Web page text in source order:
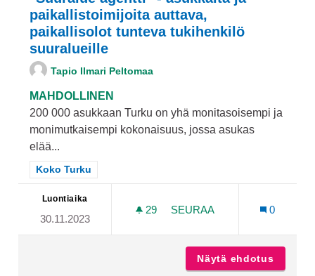
paikallistoimijoita auttava,
paikallisolot tunteva tukihenkilö
suuralueille
Tapio Ilmari Peltomaa
MAHDOLLINEN
200 000 asukkaan Turku on yhä monitasoisempi ja
monimutkaisempi kokonaisuus, jossa asukas
elää...
Rajaa tulokset teeman mukaan: Koko Turku
Koko Turku
Luontiaika
30.11.2023
29 29 SEURAAJAA
SEURAA
0
Näytä ehdotus